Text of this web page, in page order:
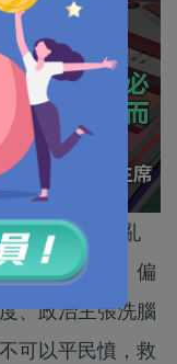
年反修例暴亂
論課本內容、偏
、政治主張洗腦
可以平民憤，救